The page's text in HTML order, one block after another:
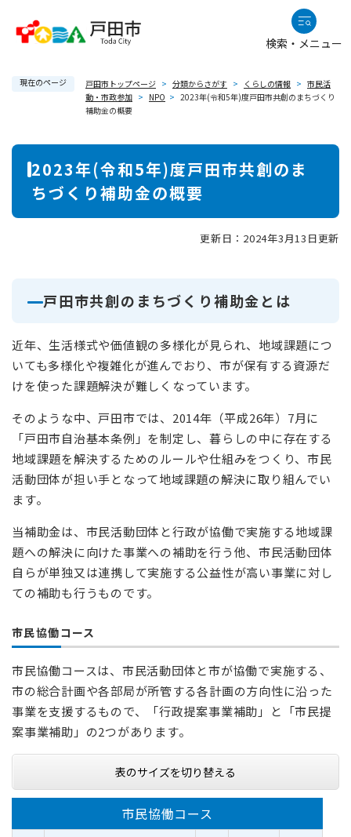
検索・メニュー
現在のページ 戸田市トップページ > 分類からさがす > くらしの情報 > 市民活
動・市政参加 > NPO > 2023年(令和5年)度戸田市共創のまちづくり
補助金の概要
本
2023年(令和5年)度戸田市共創のま
ちづくり補助金の概要
更新日：2024年3月13日更新
戸田市共創のまちづくり補助金とは
近年、生活様式や価値観の多様化が見られ、地域課題につ
いても多様化や複雑化が進んでおり、市が保有する資源だ
けを使った課題解決が難しくなっています。
そのような中、戸田市では、2014年（平成26年）7月に
「戸田市自治基本条例」を制定し、暮らしの中に存在する
地域課題を解決するためのルールや仕組みをつくり、市民
活動団体が担い手となって地域課題の解決に取り組んでい
ます。
当補助金は、市民活動団体と行政が協働で実施する地域課
題への解決に向けた事業への補助を行う他、市民活動団体
自らが単独又は連携して実施する公益性が高い事業に対し
ての補助も行うものです。
市民協働コース
市民協働コースは、市民活動団体と市が協働で実施する、
市の総合計画や各部局が所管する各計画の方向性に沿った
事業を支援するもので、「行政提案事業補助」と「市民提
案事業補助」の2つがあります。
表のサイズを切り替える
市民協働コース